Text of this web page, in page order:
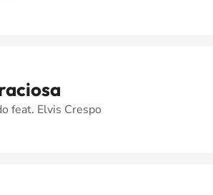
feat. Elvis Crespo